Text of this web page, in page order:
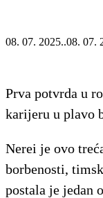
08. 07. 2025..08. 07.
Prva potvrda u
karijeru u plavo
Nerei je ovo
borbenosti,
postala je jedan